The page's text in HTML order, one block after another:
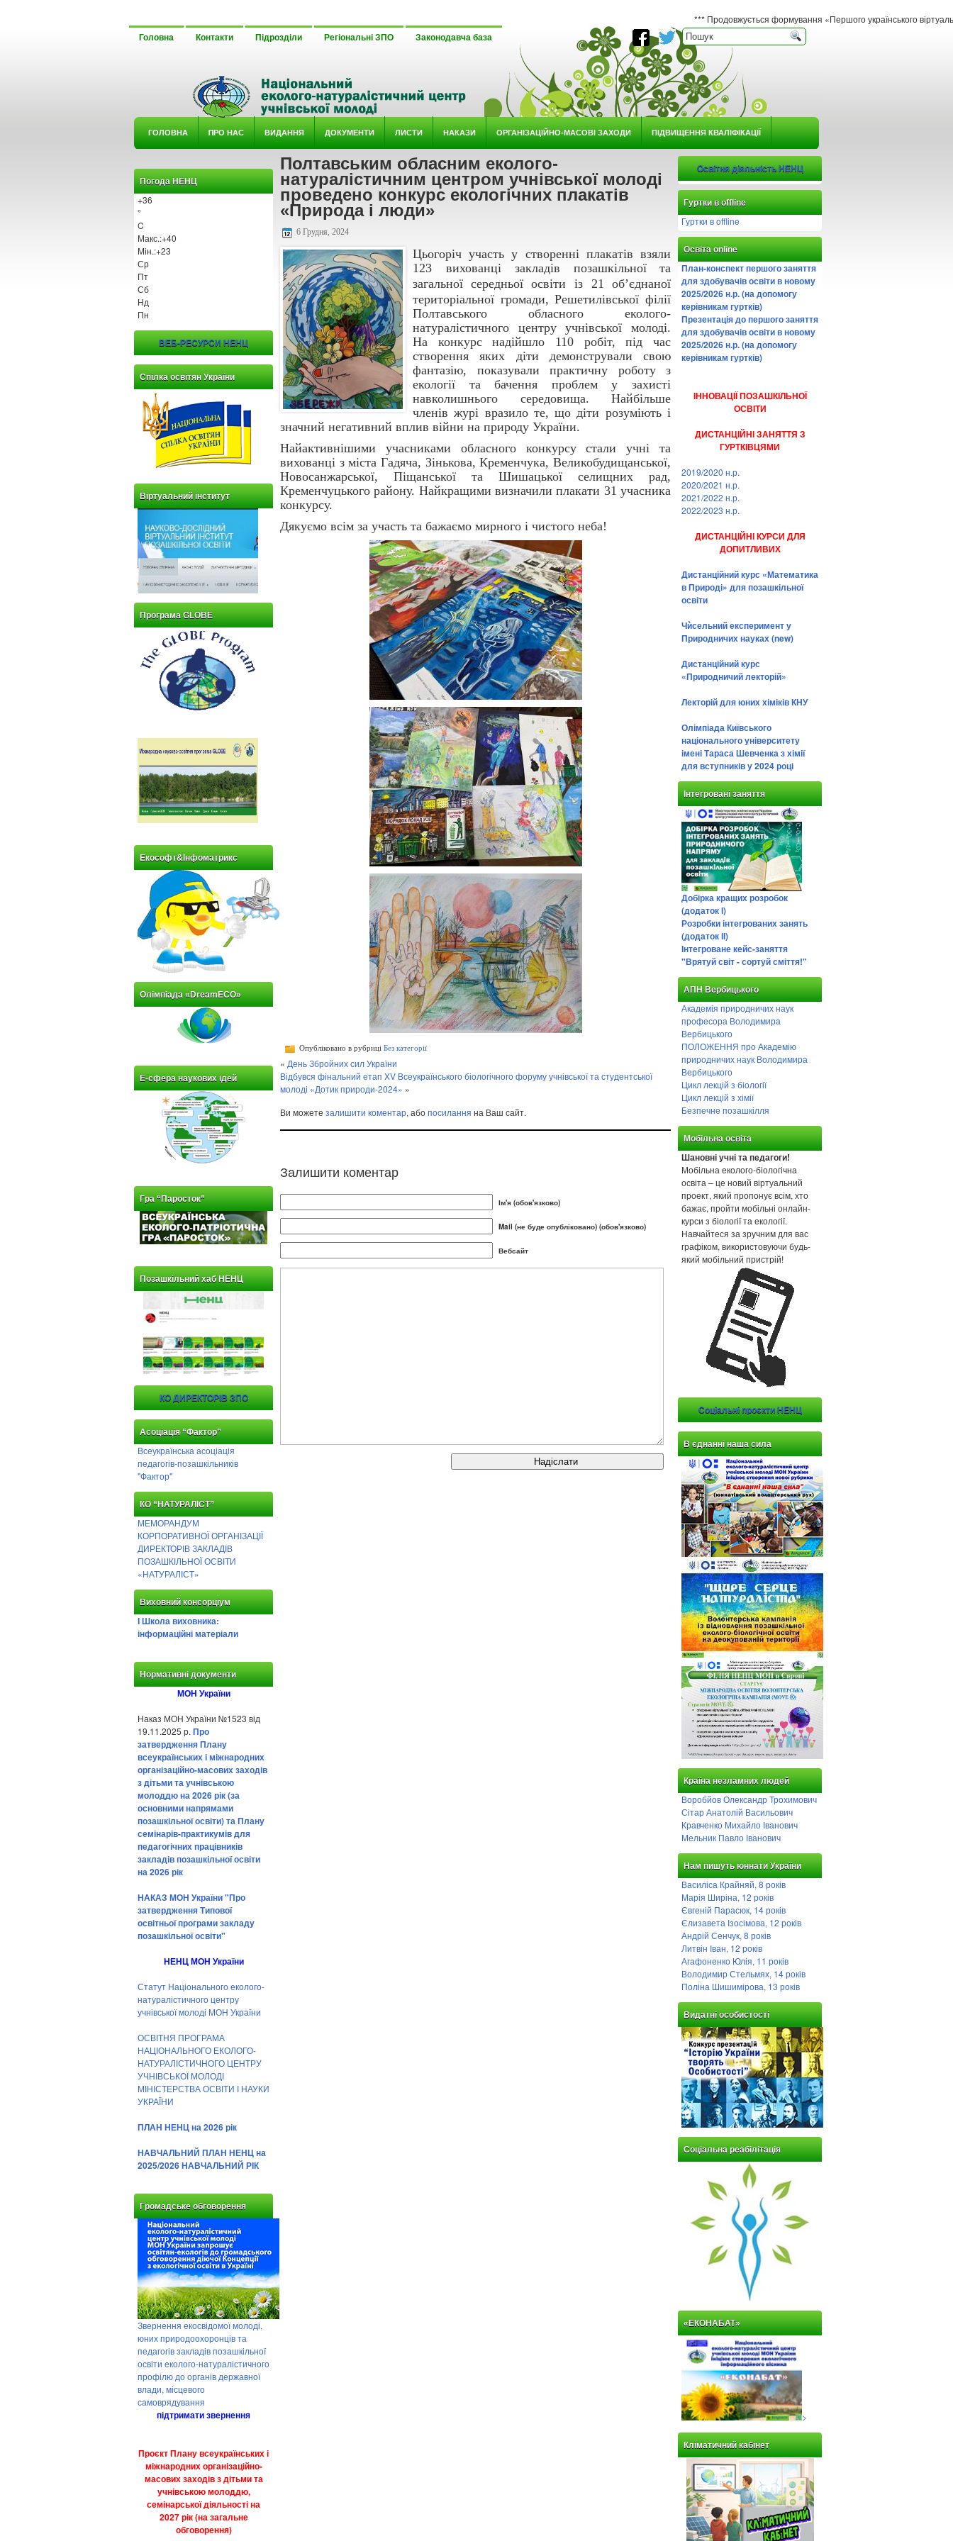
*** Продовжується формування «Першого українського віртуального
Головна Контакти Підрозділи Регіональні ЗПО Законодавча база
ГОЛОВНА ΠРО НАС ВИДАННЯ ДОКУМЕНТИ ЛИСТИ НАКАЗИ ОРГАНІЗАЦІЙНО-МАСОВІ ЗАХОДИ ПІДВИЩЕННЯ КВАЛІФІКАЦІЇ
Погода НЕНЦ
+36
°
C
Макс.:+40
Мін.:+23
Ср
Пт
Сб
Нд
Пн
ВЕБ-РЕСУРСИ НЕНЦ
Спілка освітян України
Віртуальний інститут
Програма GLOBE
Екософт&Інфоматрикс
Олімпіада «DreamECO»
Е-сфера наукових ідей
Гра “Паросток”
Позашкільний хаб НЕНЦ
КО ДИРЕКТОРІВ ЗПО
Асоціація “Фактор”
Всеукраїнська асоціація
педагогів-позашкільників
"Фактор"
КО “НАТУРАЛІСТ”
МЕМОРАНДУМ
КОРПОРАТИВНОЇ ОРГАНІЗАЦІЇ
ДИРЕКТОРІВ ЗАКЛАДІВ
ПОЗАШКІЛЬНОЇ ОСВІТИ
«НАТУРАЛІСТ»
Виховний консорціум
І Школа виховника:
інформаційні матеріали
Нормативні документи
МОН України
Наказ МОН України №1523 від
19.11.2025 р. Про
затвердження Плану
всеукраїнських і міжнародних
організаційно-масових заходів
з дітьми та учнівською
молоддю на 2026 рік (за
основними напрямами
позашкільної освіти) та Плану
семінарів-практикумів для
педагогічних працівників
закладів позашкільної освіти
на 2026 рік
НАКАЗ МОН України "Про
затвердження Типової
освітньої програми закладу
позашкільної освіти"
НЕНЦ МОН України
Статут Національного еколого-
натуралістичного центру
учнівської молоді МОН України
ОСВІТНЯ ПРОГРАМА
НАЦІОНАЛЬНОГО ЕКОЛОГО-
НАТУРАЛІСТИЧНОГО ЦЕНТРУ
УЧНІВСЬКОЇ МОЛОДІ
МІНІСТЕРСТВА ОСВІТИ І НАУКИ
УКРАЇНИ
ПЛАН НЕНЦ на 2026 рік
НАВЧАЛЬНИЙ ПЛАН НЕНЦ на
2025/2026 НАВЧАЛЬНИЙ РІК
Громадське обговорення
Звернення екосвідомої молоді,
юних природоохоронців та
педагогів закладів позашкільної
освіти еколого-натуралістичного
профілю до органів державної
влади, місцевого
самоврядування
підтримати звернення
Проєкт Плану всеукраїнських і
міжнародних організаційно-
масових заходів з дітьми та
учнівською молоддю,
семінарської діяльності на
2027 рік (на загальне
обговорення)
Полтавським обласним еколого-
натуралістичним центром учнівської молоді
проведено конкурс екологічних плакатів
«Природа і люди»
6 Грудня, 2024
Цьогоріч участь у створенні плакатів взяли
123 вихованці закладів
позашкільної
та
загальної середньої освіти із 21
об’єднаної
територіальної громади, Решетилівської філії
Полтавського обласного еколого-
натуралістичного центру учнівської молоді.
На конкурс надійшло 110 робіт, під час
створення яких діти демонстрували свою
фантазію, показували практичну роботу з
екології та бачення проблем у захисті
навколишнього середовища. Найбільше
членів журі вразило те, що діти розуміють і
значний негативний вплив війни на природу України.
Найактивнішими учасниками обласного конкурсу стали учні та
вихованці з міста Гадяча, Зінькова, Кременчука, Великобудищанської,
Новосанжарської, Піщанської та Шишацької селищних рад,
Кременчуцького району. Найкращими визначили плакати 31 учасника
конкурсу.
Дякуємо всім за участь та бажаємо мирного і чистого неба!
Опубліковано в рубриці Без категорії
« День Збройних сил України
Відбувся фінальний етап XV Всеукраїнського біологічного форуму учнівської та студентської
молоді «Дотик природи-2024» »
Ви можете залишити коментар, абопосилання на Ваш сайт.
Залишити коментар
Ім'я (обов'язково)
Mail (не буде опубліковано) (обов'язково)
Вебсайт
Освітня діяльність НЕНЦ
Гуртки в offline
Гуртки в offline
Освіта online
План-конспект першого заняття
для здобувачів освіти в новому
2025/2026 н.р. (на допомогу
керівникам гуртків)
Презентація до першого заняття
для здобувачів освіти в новому
2025/2026 н.р. (на допомогу
керівникам гуртків)
ІННОВАЦІЇ ПОЗАШКІЛЬНОЇ
ОСВІТИ
ДИСТАНЦІЙНІ ЗАНЯТТЯ З
ГУРТКІВЦЯМИ
2019/2020 н.р.
2020/2021 н.р.
2021/2022 н.р.
2022/2023 н.р.
ДИСТАНЦІЙНІ КУРСИ ДЛЯ
ДОПИТЛИВИХ
Дистанційний курс «Математика
в Природі» для позашкільної
освіти
Чѝсельний експеримент у
Природничих науках (new)
Дистанційний курс
«Природничий лекторій»
Лекторій для юних хіміків КНУ
Олімпіада Київського
національного університету
імені Тараса Шевченка з хімії
для вступників у 2024 році
Інтегровані заняття
Добірка кращих розробок
(додаток І)
Розробки інтегрованих занять
(додаток ІІ)
Інтегроване кейс-заняття
"Врятуй світ - сортуй сміття!"
АПН Вербицького
Академія природничих наук
професора Володимира
Вербицького
ПОЛОЖЕННЯ про Академію
природничих наук Володимира
Вербицького
Цикл лекцій з біології
Цикл лекцій з хімії
Безпечне позашкілля
Мобільна освіта
Шановні учні та педагоги!
Мобільна еколого-біологічна
освіта – це новий віртуальний
проект, який пропонує всім, хто
бажає, пройти мобільні онлайн-
курси з біології та екології.
Навчайтеся за зручним для вас
графіком, використовуючи будь-
який мобільний пристрій!
Соціальні проєкти НЕНЦ
В єднанні наша сила
Країна незламних людей
Воробйов Олександр Трохимович
Сітар Анатолій Васильович
Кравченко Михайло Іванович
Мельник Павло Іванович
Нам пишуть юннати України
Василіса Крайняй, 8 років
Марія Ширіна, 12 років
Євгеній Парасюк, 14 років
Єлизавета Ізосімова, 12 років
Андрій Сенчук, 8 років
Литвін Іван, 12 років
Агафоненко Юлія, 11 років
Володимир Стельмях, 14 років
Поліна Шишимірова, 13 років
Видатні особистості
Соціальна реабілітація
«ЕКОНАБАТ»
>
Кліматичний кабінет